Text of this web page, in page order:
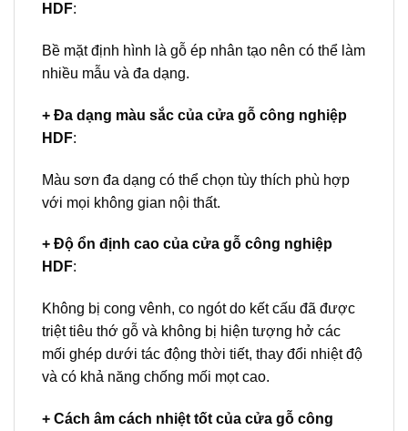
HDF:
Bề mặt định hình là gỗ ép nhân tạo nên có thể làm
nhiều mẫu và đa dạng.
+ Đa dạng màu sắc của cửa gỗ công nghiệp
HDF:
Màu sơn đa dạng có thể chọn tùy thích phù hợp
với mọi không gian nội thất.
+ Độ ổn định cao của cửa gỗ công nghiệp
HDF:
Không bị cong vênh, co ngót do kết cấu đã được
triệt tiêu thớ gỗ và không bị hiện tượng hở các
mối ghép dưới tác động thời tiết, thay đổi nhiệt độ
và có khả năng chống mối mọt cao.
+ Cách âm cách nhiệt tốt của cửa gỗ công